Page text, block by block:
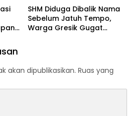
SHM Diduga Dibalik Nama
Sebelum Jatuh Tempo,
Warga Gresik Gugat
akan dipublikasikan. Ruas yang